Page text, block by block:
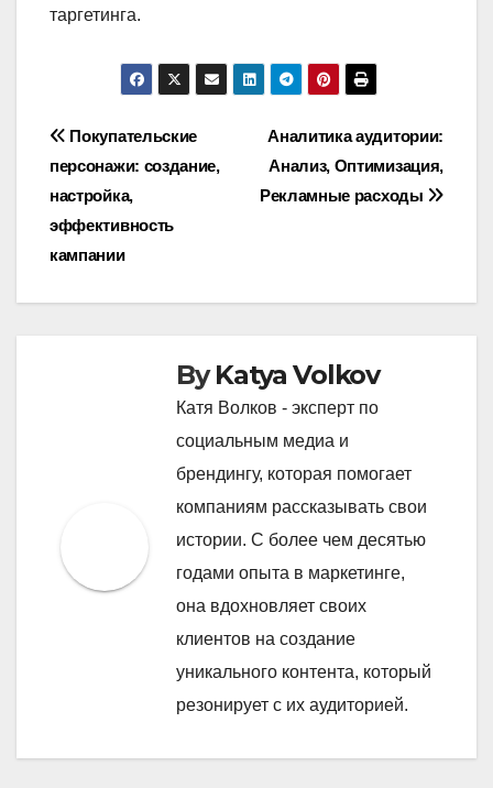
таргетинга.
Post
navigation
Аналитика аудитории:
Анализ, Оптимизация,
Рекламные расходы
Покупательские
персонажи: создание,
настройка,
эффективность
кампании
ByKatya Volkov
Катя Волков - эксперт по
социальным медиа и
брендингу, которая помогает
компаниям рассказывать свои
истории. С более чем десятью
годами опыта в маркетинге,
она вдохновляет своих
клиентов на создание
уникального контента, который
резонирует с их аудиторией.